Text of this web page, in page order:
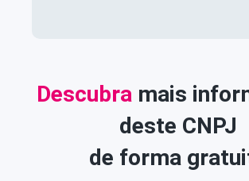
Descubramais
deste CNPJ
de forma